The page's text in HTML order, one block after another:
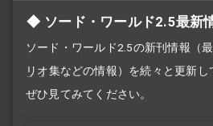
ソード・ワールド2.5最新
ソード・ワールド2.5の新刊情報（
リオ集などの情報）を続々と更新し
ぜひ見てみてください。